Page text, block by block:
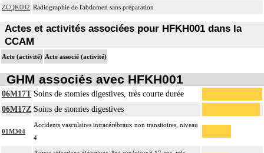
ZCQK002 Radiographie de l'abdomen sans préparation
Actes et activités associées pour HFKH001 dans la
CCAM
Acte (activité) Acte associé (activité)
GHM associés avec HFKH001
06M17T Soins de stomies digestives, très courte durée
06M17Z Soins de stomies digestives
01M304
Accidents vasculaires intracérébraux non transitoires, niveau
4